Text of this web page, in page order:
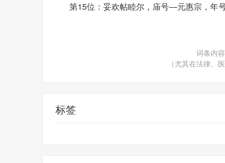
第15位：妥欢帖睦尔，庙号—元惠宗，年
词条内
（尤其在法律、
标签